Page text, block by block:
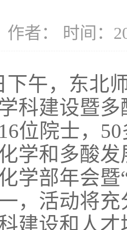
作者： 时间：
下午，东北
科建设暨
16位院士， 50
学和多酸
学部年会暨
， 活动将
建设和人